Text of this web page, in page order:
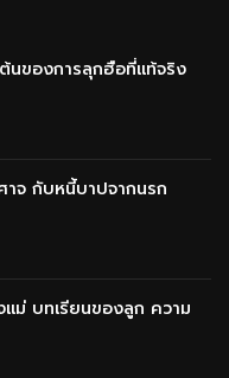
นของการลุกฮือที่แท้จริง
จ กับหนี้บาปจากนรก
ม่ บทเรียนของลูก ความ